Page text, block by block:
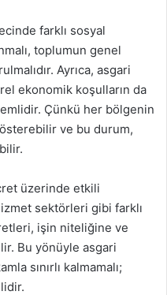
farklı sosyal
toplumun genel
Ayrıca, asgari
ekonomik koşulların da
Çünkü her bölgenin
ve bu durum,
üzerinde etkili
sektörleri gibi farklı
işin niteliğine ve
Bu yönüyle asgari
sınırlı kalmamalı;